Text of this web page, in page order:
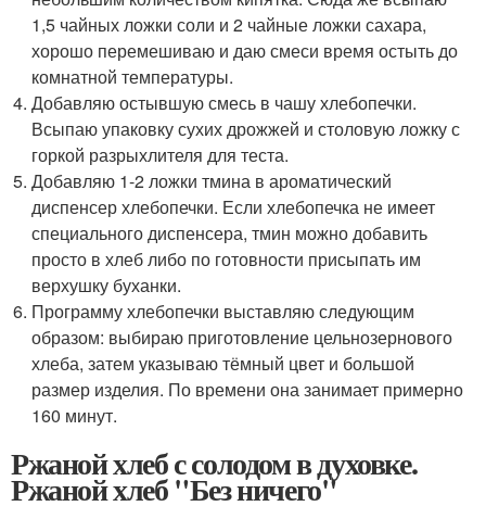
1,5 чайных ложки соли и 2 чайные ложки сахара,
хорошо перемешиваю и даю смеси время остыть до
комнатной температуры.
Добавляю остывшую смесь в чашу хлебопечки.
Всыпаю упаковку сухих дрожжей и столовую ложку с
горкой разрыхлителя для теста.
Добавляю 1-2 ложки тмина в ароматический
диспенсер хлебопечки. Если хлебопечка не имеет
специального диспенсера, тмин можно добавить
просто в хлеб либо по готовности присыпать им
верхушку буханки.
Программу хлебопечки выставляю следующим
образом: выбираю приготовление цельнозернового
хлеба, затем указываю тёмный цвет и большой
размер изделия. По времени она занимает примерно
160 минут.
Ржаной хлеб с солодом в духовке.
Ржаной хлеб "Без ничего"